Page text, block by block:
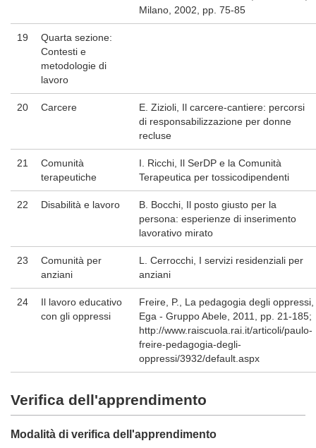
Milano, 2002, pp. 75-85
19
Quarta sezione:
Contesti e
metodologie di
lavoro
20 Carcere
E. Zizioli, Il carcere-cantiere: percorsi
di responsabilizzazione per donne
recluse
21
Comunità
terapeutiche
I. Ricchi, Il SerDP e la Comunità
Terapeutica per tossicodipendenti
22 Disabilità e lavoro
B. Bocchi, Il posto giusto per la
persona: esperienze di inserimento
lavorativo mirato
23
Comunità per
anziani
L. Cerrocchi, I servizi residenziali per
anziani
24
Il lavoro educativo
con gli oppressi
Freire, P., La pedagogia degli oppressi,
Ega - Gruppo Abele, 2011, pp. 21-185;
http://www.raiscuola.rai.it/articoli/paulo-
freire-pedagogia-degli-
oppressi/3932/default.aspx
Verifica dell'apprendimento
Modalità di verifica dell'apprendimento